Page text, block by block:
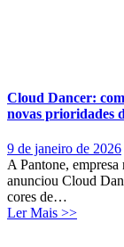
Cloud Dancer:
novas prioridades
9 de janeiro de 2026
A Pantone,
anunciou Cloud
cores de…
Ler Mais >>